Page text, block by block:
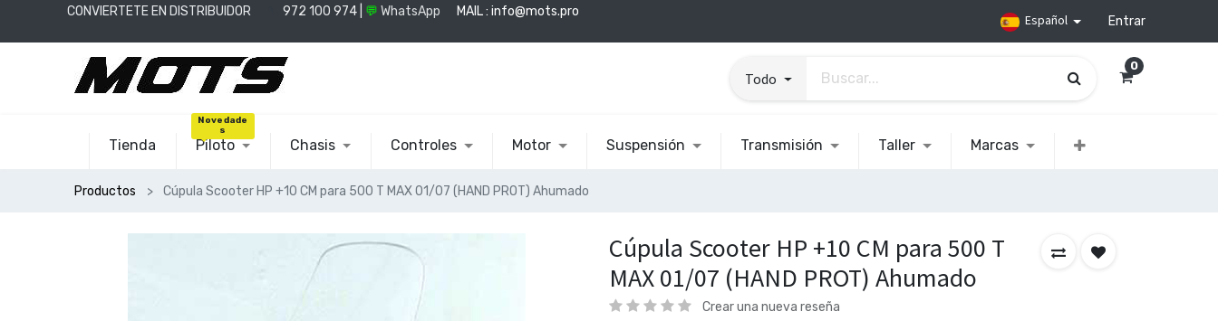
CONVIERTETE EN DISTRIBUIDOR 972 100 974 | 💬 WhatsApp MAIL :info@mots.pro
Español Entrar
Todo
0
Tienda Piloto
Novedade
s
Chasis Controles Motor Suspensión Transmisión Taller Marcas
Productos Cúpula Scooter HP +10 CM para 500 T MAX 01/07 (HAND PROT) Ahumado
Cúpula Scooter HP +10 CM para 500 T
MAX 01/07 (HAND PROT) Ahumado
Crear una nueva reseña